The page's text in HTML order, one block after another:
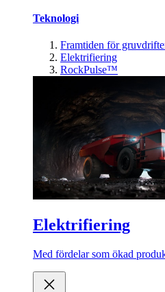
Teknologi
Framtiden för
Elektrifiering
RockPulse™
Elektrifiering
Med fördelar som ökad